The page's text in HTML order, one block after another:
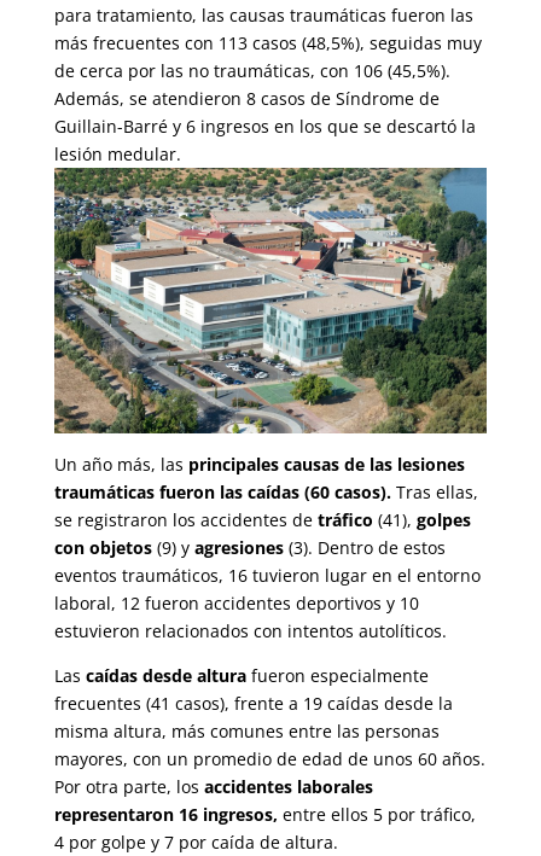
para tratamiento, las causas traumáticas fueron las
más frecuentes con 113 casos (48,5%), seguidas muy
de cerca por las no traumáticas, con 106 (45,5%).
Además, se atendieron 8 casos de Síndrome de
Guillain-Barré y 6 ingresos en los que se descartó la
lesión medular.
Un año más, las principales causas de las lesiones
traumáticas fueron las caídas (60 casos).Tras ellas,
se registraron los accidentes de tráfico (41), golpes
con objetos (9) y agresiones (3). Dentro de estos
eventos traumáticos, 16 tuvieron lugar en el entorno
laboral, 12 fueron accidentes deportivos y 10
estuvieron relacionados con intentos autolíticos.
Las caídas desde alturafueron especialmente
frecuentes (41 casos), frente a 19 caídas desde la
misma altura, más comunes entre las personas
mayores, con un promedio de edad de unos 60 años.
Por otra parte, los accidentes laborales
representaron 16 ingresos, entre ellos 5 por tráfico,
4 por golpe y 7 por caída de altura.